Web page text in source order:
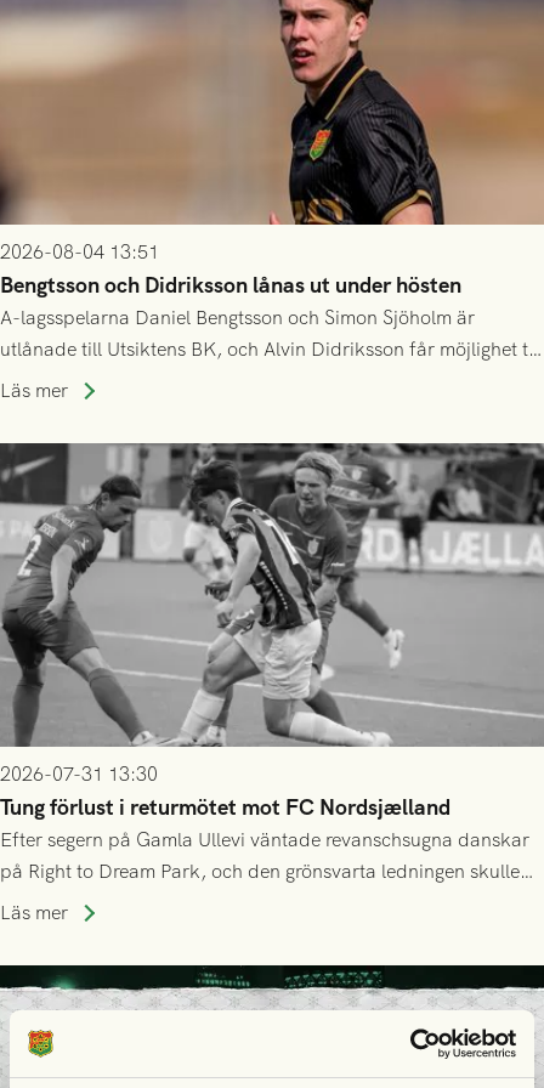
2026-08-04 13:51
Bengtsson och Didriksson lånas ut under hösten
A-lagsspelarna Daniel Bengtsson och Simon Sjöholm är
utlånade till Utsiktens BK, och Alvin Didriksson får möjlighet till
speltid i Hestrafors genom föreningssamarbete.
Läs mer
2026-07-31 13:30
Tung förlust i returmötet mot FC Nordsjælland
Efter segern på Gamla Ullevi väntade revanschsugna danskar
på Right to Dream Park, och den grönsvarta ledningen skulle
upphöra efter mindre än kvarten spelad. På lika mark visade
tennissiffror och det grönsvarta europaäventyret tog slut.
Läs mer